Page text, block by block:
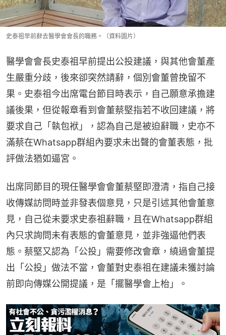
史泰祖早前辭去醫學會會長的職務。（資料圖片）
醫學會會長史泰祖早前提出公投建議，與其他會董產
生嚴重分歧，後來卻突然請辭，個別會董曾挽留不
果。史泰祖今出席電台節目時表示，自己願意承擔建
議後果，但從報章看到會董蔡堅指若不收回建議，將
要求自己「執包袱」，認為自己是被迫辭職，史亦不
滿蔡在Whatsapp群組內要求未出聲的會董表態，批
評做法猶如逼宮。
出席同節目的現任醫學會會董蔡堅即澄清，指自己接
收傳媒訪問時並非發表個意見，只是引述其他會董意
見，自己從未要求史泰祖辭職，且在Whatsapp群組
內只求詢問未有表態的會董意見，並非強逼他們表
態。蔡堅又認為「公投」需要修改會章，繞過會董提
出「公投」做法不當，會董對史泰祖在建議未獲討論
前即向傳媒公開提議，是「擺醫學會上枱」。